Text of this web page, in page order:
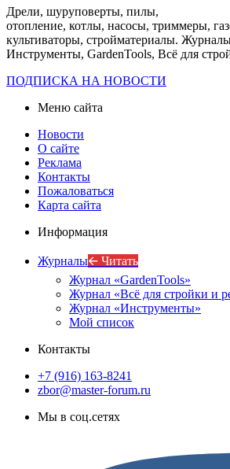
Дрели, шуруповерты, пилы,
отопление, котлы, насосы, триммеры,
культиваторы, стройматериалы.
Инструменты, GardenTools, Всё для
ПОДПИСКА НА НОВОСТИ
Меню сайта
Новости
О сайте
Реклама
Контакты
Пожаловаться
Карта сайта
Информация
Журналы🡨 Читать
Журнал «GardenTools»
Журнал «Всё для стройки и
Журнал «Инструменты»
Мой список
Контакты
+7 (916) 163-8241
zbor@master-forum.ru
Мы в соц.сетях